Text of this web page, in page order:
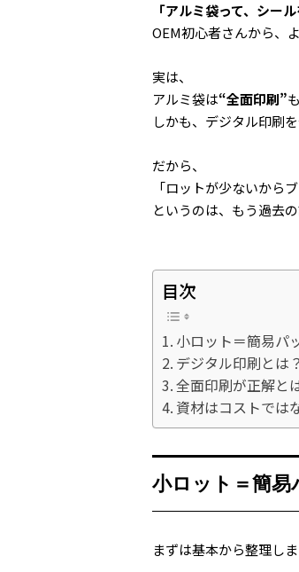
「アルミ袋って、シー
OEM初心者さんから、
実は、
アルミ袋は“全面印刷”
しかも、デジタル印刷
だから、
「ロットが少ないから
というのは、もう過去の
目次
小ロット＝簡易パ
デジタル印刷とは
全面印刷が正解と
資材はコストでは
小ロット＝簡易
まずは基本から整理しま